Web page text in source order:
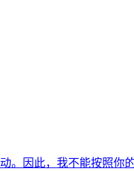
。因此，我不能按照你